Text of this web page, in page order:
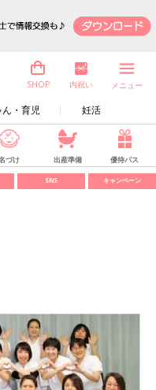
・育児 妊活
SHOP 内祝い メニュー
づけ 出産準備 優待パス
SNS キャンペーン